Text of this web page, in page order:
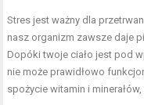
Stres jest ważny dla
nasz organizm zawsze daje
Dopóki twoje ciało jest pod
nie może prawidłowo
spożycie witamin i